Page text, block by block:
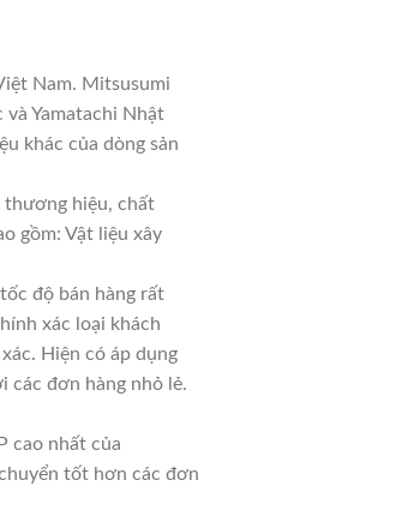
Nam. Mitsusumi
và Yamatachi Nhật
khác của dòng sản
thương hiệu, chất
gồm: Vật liệu xây
độ bán hàng rất
xác loại khách
Hiện có áp dụng
các đơn hàng nhỏ lẻ.
cao nhất của
tốt hơn các đơn